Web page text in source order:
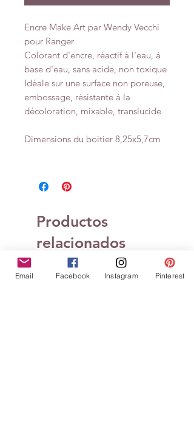
Encre Make Art par Wendy Vecchi
pour Ranger
Colorant d'encre, réactif à l'eau, à
base d'eau, sans acide, non toxique
Idéale sur une surface non poreuse,
embossage, résistante à la
décoloration, mixable, translucide
Dimensions du boitier 8,25x5,7cm
Productos
relacionados
Email Facebook Instagram Pinterest